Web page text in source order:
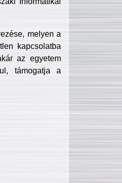
melyen a
kapcsolatba
az egyetem
támogatja a